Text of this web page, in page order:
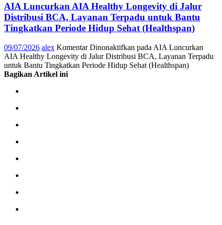
AIA Luncurkan AIA Healthy Longevity di Jalur
Distribusi BCA, Layanan Terpadu untuk Bantu
Tingkatkan Periode Hidup Sehat (Healthspan)
09/07/2026 alex Komentar Dinonaktifkan pada AIA Luncurkan
AIA Healthy Longevity di Jalur Distribusi BCA, Layanan Terpadu
untuk Bantu Tingkatkan Periode Hidup Sehat (Healthspan)
Bagikan Artikel ini